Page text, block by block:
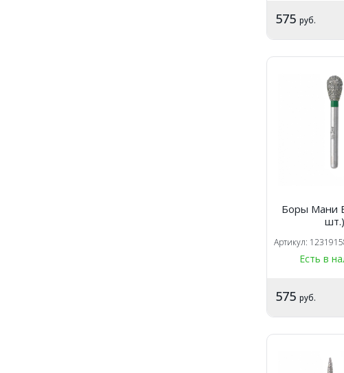
575 руб.
Боры Мани
шт.)
Артикул:
Есть в
575 руб.